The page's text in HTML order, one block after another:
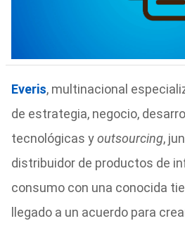
Everis, multinacional
de estrategia, negocio,
tecnológicas youtsourcing,
distribuidor de productos de
consumo con una conocida
llegado a un acuerdo para